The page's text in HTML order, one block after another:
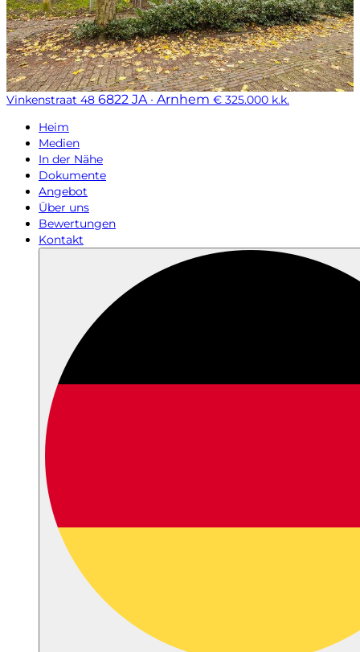
Vinkenstraat 48 6822 JA · Arnhem € 325.000 k.k.
Heim
Medien
In der Nähe
Dokumente
Angebot
Über uns
Bewertungen
Kontakt